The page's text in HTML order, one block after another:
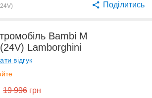
Поділитись
Bambi M
Lamborghini
відгук
19 996 грн